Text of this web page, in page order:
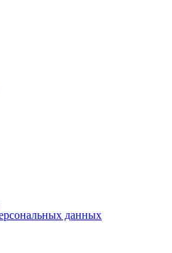
данных